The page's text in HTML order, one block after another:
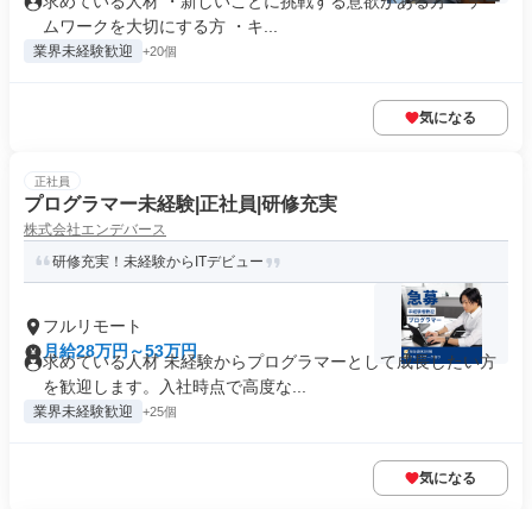
ムワークを大切にする方 ・キ...
業界未経験歓迎 +20個
気になる
正社員
プログラマー未経験|正社員|研修充実
株式会社エンデバース
研修充実！未経験からITデビュー
フルリモート
月給28万円～53万円
求めている人材 未経験からプログラマーとして成長したい方
を歓迎します。入社時点で高度な...
業界未経験歓迎 +25個
気になる